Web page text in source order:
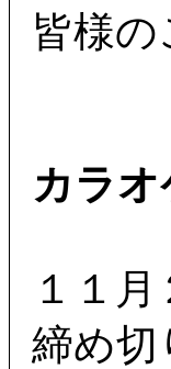
皆様
カラ
１１
締め切